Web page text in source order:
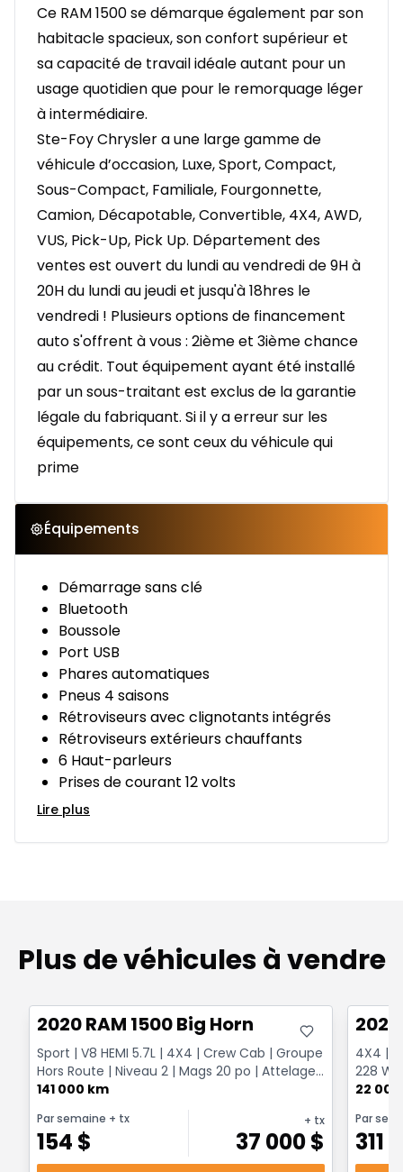
Ce RAM 1500 se démarque également par son
habitacle spacieux, son confort supérieur et
sa capacité de travail idéale autant pour un
usage quotidien que pour le remorquage léger
à intermédiaire.
Ste-Foy Chrysler a une large gamme de
véhicule d’occasion, Luxe, Sport, Compact,
Sous-Compact, Familiale, Fourgonnette,
Camion, Décapotable, Convertible, 4X4, AWD,
VUS, Pick-Up, Pick Up. Département des
ventes est ouvert du lundi au vendredi de 9H à
20H du lundi au jeudi et jusqu'à 18hres le
vendredi ! Plusieurs options de financement
auto s'offrent à vous : 2ième et 3ième chance
au crédit. Tout équipement ayant été installé
par un sous-traitant est exclus de la garantie
légale du fabriquant. Si il y a erreur sur les
équipements, ce sont ceux du véhicule qui
prime
Équipements
Démarrage sans clé
Bluetooth
Boussole
Port USB
Phares automatiques
Pneus 4 saisons
Rétroviseurs avec clignotants intégrés
Rétroviseurs extérieurs chauffants
6 Haut-parleurs
Prises de courant 12 volts
Lire plus
Plus de véhicules à vendre
2020 RAM 1500 Big Horn
Sport | V8 HEMI 5.7L | 4X4 | Crew Cab | Groupe
Hors Route | Niveau 2 | Mags 20 po | Attelage
Classe ...
141 000 km
Par semaine + tx
154 $
+ tx
37 000$
4X4 |
228 W
22
Par
311